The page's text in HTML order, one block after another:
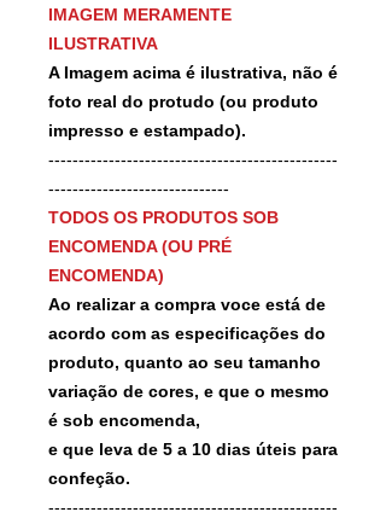
IMAGEM MERAMENTE
ILUSTRATIVA
A Imagem acima é ilustrativa, não é
foto real do protudo (ou produto
impresso e estampado).
------------------------------------------------
------------------------------
TODOS OS PRODUTOS SOB
ENCOMENDA (OU PRÉ
ENCOMENDA)
Ao realizar a compra voce está de
acordo com as especificações do
produto, quanto ao seu tamanho
variação de cores, e que o mesmo
é sob encomenda,
e que leva de 5 a 10 dias úteis para
confeção.
------------------------------------------------